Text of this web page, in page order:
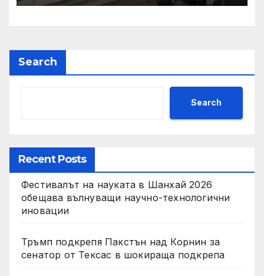
IRS
Search
Search
Recent Posts
Фестивалът на науката в Шанхай 2026
обещава вълнуващи научно-технологични
иновации
Тръмп подкрепя Пакстън над Корнин за
сенатор от Тексас в шокираща подкрепа